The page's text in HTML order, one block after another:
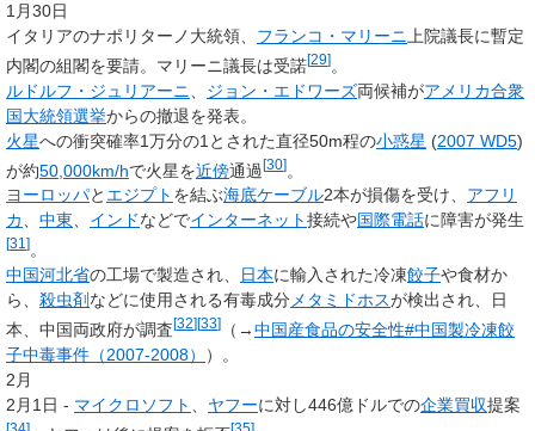
1月30日
イタリアのナポリターノ大統領、 フランコ・マリーニ 上院議長に暫定
内閣の組閣を要請。マリーニ議長は受諾[29] 。
ルドルフ・ジュリアーニ
ジョン・エドワーズ両候補がアメリカ合衆
国大統領選挙からの撤退を発表。
火星への衝突確率1万分の1とされた直径50m程の小惑星 (2007 WD5)
が約50,000km/hで火星を近傍通過[30]。
ヨーロッパと エジプト を結ぶ海底ケーブル2本が損傷を受け、 アフリ
カ、 中東、 インドなどでインターネット接続や国際電話に障害が発生
[31 ] 。
中国河北省の工場で製造され、 日本に輸入された冷凍餃子や食材か
ら、 殺虫剤 などに使用される有毒成分 メタミドホスが検出され、日
本、中国両政府が調査[32][33] （→中国産食品の安全性#中国製冷凍餃
子中毒事件（2007-2008）
）。
2月
2月1日 - マイクロソフト ヤフーに対し446億ドルでの企業買収提案
[34] [35]